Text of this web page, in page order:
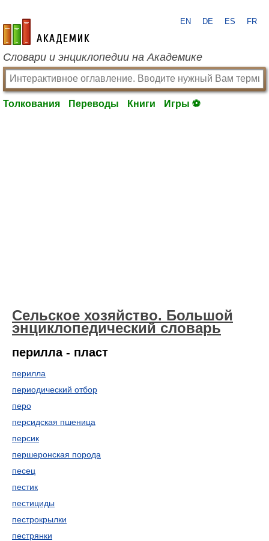
academic.ru
EN DE ES FR
Словари и энциклопедии на Академике
Толкования Переводы Книги Игры ⚽
Сельское хозяйство. Большой
энциклопедический словарь
перилла - пласт
перилла
периодический отбор
перо
персидская пшеница
персик
першеронская порода
песец
пестик
пестициды
пестрокрылки
пестрянки